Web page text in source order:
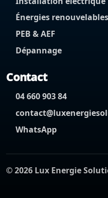
Énergies renouvelables
PEB & AEF
Dépannage
Contact
04 660 903 84
WhatsApp
©2026 Lux Energie